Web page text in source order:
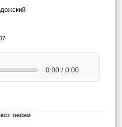
0:00 / 0:00
песни